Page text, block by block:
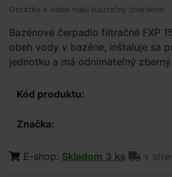
Obrázky a videá majú ilustračný charakter.
Bazénové čerpadlo filtračné FXP
obeh vody v bazéne, inštaluje sa
jednotku a má odnímateľný
Kód produktu:
Značka:
E-shop: Skladom 3 ks v